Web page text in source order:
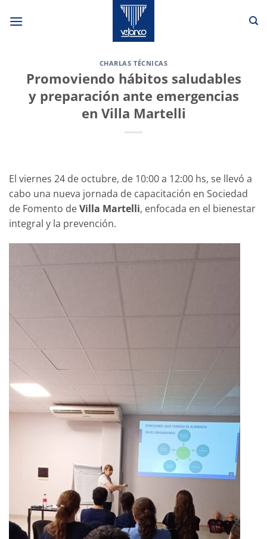
CHARLAS TÉCNICAS
Promoviendo hábitos saludables
y preparación ante emergencias
en Villa Martelli
El viernes 24 de octubre, de 10:00 a 12:00 hs, se llevó a
cabo una nueva jornada de capacitación en Sociedad
de Fomento deVilla Martelli, enfocada en el bienestar
integral y la prevención.